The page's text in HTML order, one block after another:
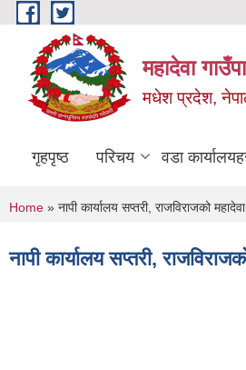
Skip to main content
महादेवा
मधेश प्रदेश,
गृहपृष्ठ परिचय वडा
You are here
Home » नापी कार्यालय सप्तरी, राजविराजको
नापी कार्यालय सप्तरी,